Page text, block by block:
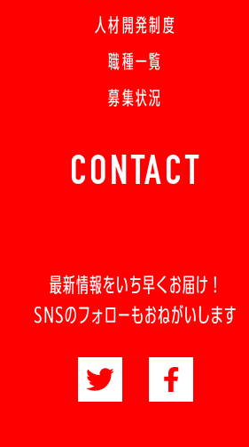
人材開発制度
職種一覧
募集状況
CONTACT
最新情報をいち早くお届け！
SNSのフォローもおねがいします